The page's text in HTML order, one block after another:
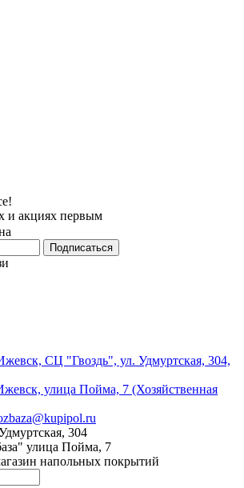
и акциях первым
СЦ "Гвоздь", ул. Удмуртская, 304,
улица Пойма, 7 (Хозяйственная
304
улица Пойма, 7
напольных покрытий